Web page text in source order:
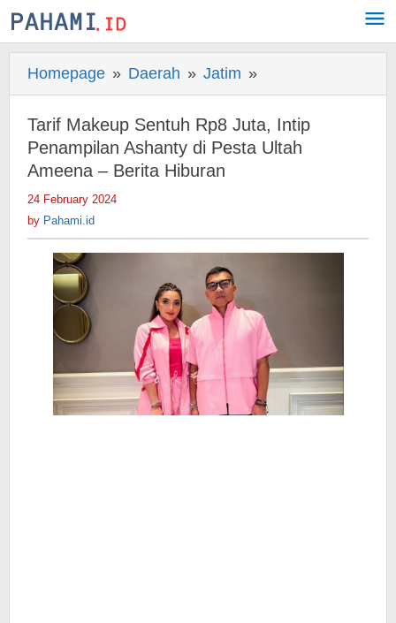
Skip
to
Homepage » Daerah » Jatim »
Makeup
Sentuh
Rp8
Ashanty
Ultah
Ameena
-
Berita
Hiburan
Tarif Makeup Sentuh Rp8 Juta, Intip
Penampilan Ashanty di Pesta Ultah
Ameena – Berita Hiburan
24 February 2024
by Pahami.id